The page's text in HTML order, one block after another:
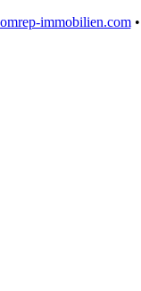
immobilien.com•